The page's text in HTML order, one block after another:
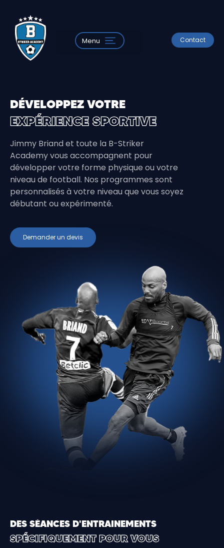
Menu Contact
DÉVELOPPEZ VOTRE
EXPÉRIENCE SPORTIVE
Jimmy Briand et toute la B-Striker
Academy vous accompagnent pour
développer votre forme physique ou votre
niveau de football. Nos programmes sont
personnalisés à votre niveau que vous soyez
débutant ou expérimenté.
Demander un devis
DES SÉANCES D'ENTRAINEMENTS
SPÉCIFIQUEMENT POUR VOUS